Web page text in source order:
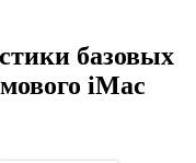
базовых
iMac